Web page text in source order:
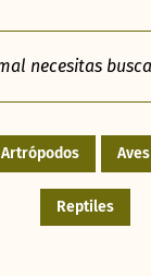
Artrópodos Aves
Reptiles